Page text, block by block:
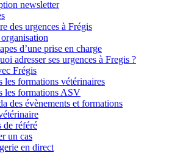
newsletter
des urgences à Frégis
d’une prise en charge
adresser ses urgences à Fregis ?
Frégis
les formations vétérinaires
les formations ASV
des évènements et formations
de référé
un cas
en direct